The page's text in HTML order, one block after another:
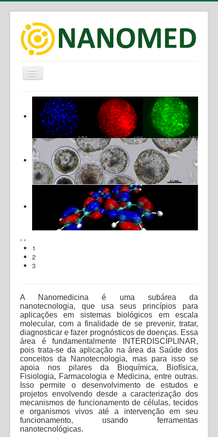
Alternar
Navegação
Sobre
Membros
Objetivos
Metas
Grupos/Linhas de Pesquisa
Publicações
› ‹
1
2
3
A Nanomedicina é uma subárea da
nanotecnologia, que usa seus princípios para
aplicações em sistemas biológicos em escala
molecular, com a finalidade de se prevenir, tratar,
diagnosticar e fazer prognósticos de doenças. Essa
área é fundamentalmente INTERDISCIPLINAR,
pois trata-se da aplicação na área da Saúde dos
conceitos da Nanotecnologia, mas para isso se
apoia nos pilares da Bioquímica, Biofísica,
Fisiologia, Farmacologia e Medicina, entre outras.
Isso permite o desenvolvimento de estudos e
projetos envolvendo desde a caracterização dos
mecanismos de funcionamento de células, tecidos
e organismos vivos até a intervenção em seu
funcionamento, usando ferramentas
nanotecnológicas.